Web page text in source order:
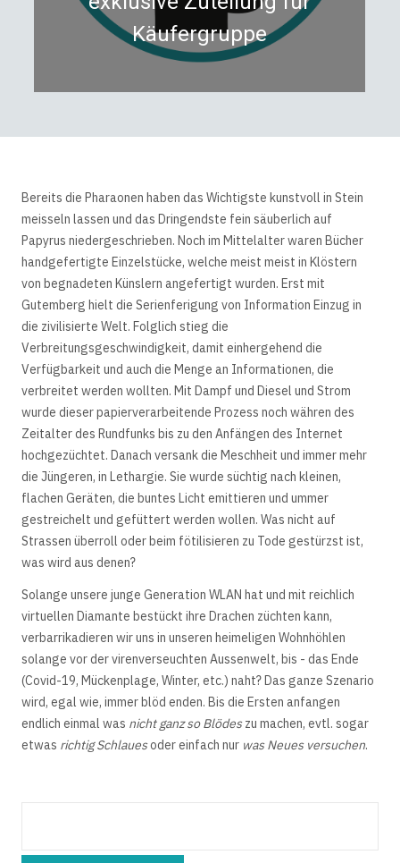
Käufergruppe
Bereits die Pharaonen haben das Wichtigste kunstvoll in Stein
meisseln lassen und das Dringendste fein säuberlich auf
Papyrus niedergeschrieben. Noch im Mittelalter waren Bücher
handgefertigte Einzelstücke, welche meist meist in Klöstern
von begnadeten Künslern angefertigt wurden. Erst mit
Gutemberg hielt die Serienferigung von Information Einzug in
die zivilisierte Welt. Folglich stieg die
Verbreitungsgeschwindigkeit, damit einhergehend die
Verfügbarkeit und auch die Menge an Informationen, die
verbreitet werden wollten. Mit Dampf und Diesel und Strom
wurde dieser papierverarbeitende Prozess noch währen des
Zeitalter des Rundfunks bis zu den Anfängen des Internet
hochgezüchtet. Danach versank die Meschheit und immer mehr
die Jüngeren, in Lethargie. Sie wurde süchtig nach kleinen,
flachen Geräten, die buntes Licht emittieren und ummer
gestreichelt und gefüttert werden wollen. Was nicht auf
Strassen überroll oder beim fötilisieren zu Tode gestürzst ist,
was wird aus denen?
Solange unsere junge Generation WLAN hat und mit reichlich
virtuellen Diamante bestückt ihre Drachen züchten kann,
verbarrikadieren wir uns in unseren heimeligen Wohnhöhlen
solange vor der virenverseuchten Aussenwelt, bis - das Ende
(Covid-19, Mückenplage, Winter, etc.) naht? Das ganze Szenario
wird, egal wie, immer blöd enden. Bis die Ersten anfangen
endlich einmal was nicht ganz so Blödeszu machen, evtl. sogar
etwas richtig Schlauesoder einfach nur was Neues versuchen.